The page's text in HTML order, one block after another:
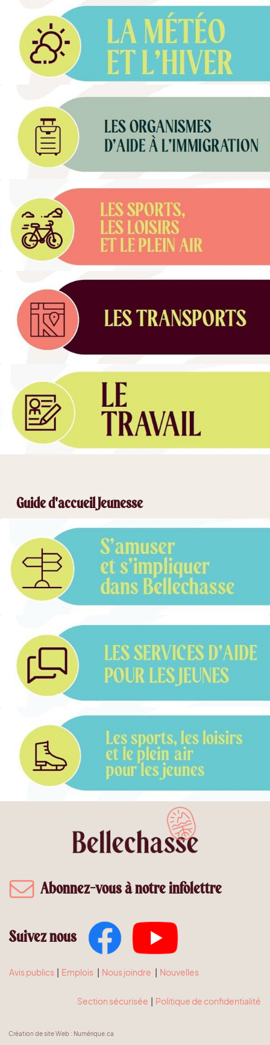
Guide d'accueil Jeunesse
Abonnez-vous à notre infolettre
Suivez nous
Avis publics | Emplois | Nous joindre | Nouvelles
Section sécurisée | Politique de confidentialité
Création de site Web : Numérique.ca